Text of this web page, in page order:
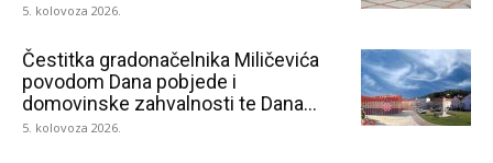
5. kolovoza 2026.
Čestitka gradonačelnika Miličevića
povodom Dana pobjede i
domovinske zahvalnosti te Dana...
5. kolovoza 2026.